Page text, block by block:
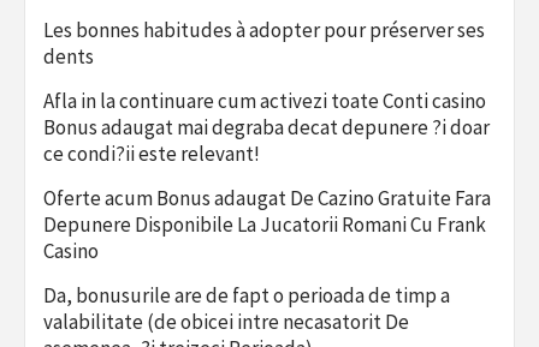
Les bonnes habitudes à adopter pour préserver ses
dents
Afla in la continuare cum activezi toate Conti casino
Bonus adaugat mai degraba decat depunere ?i doar
ce condi?ii este relevant!
Oferte acum Bonus adaugat De Cazino Gratuite Fara
Depunere Disponibile La Jucatorii Romani Cu Frank
Casino
Da, bonusurile are de fapt o perioada de timp a
valabilitate (de obicei intre necasatorit De